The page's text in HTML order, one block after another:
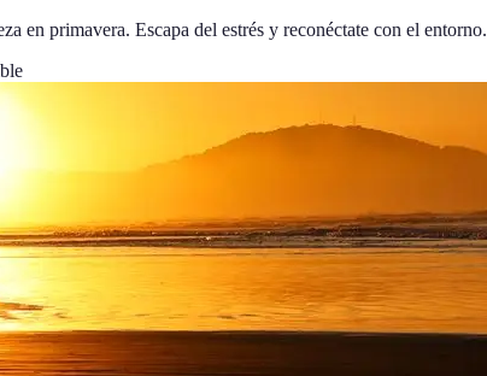
en primavera. Escapa del estrés y reconéctate con el entorno.